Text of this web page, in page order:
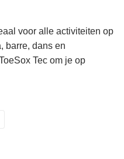
voor alle activiteiten op
barre, dans en
Tec om je op
Flex - ToeSox aantal